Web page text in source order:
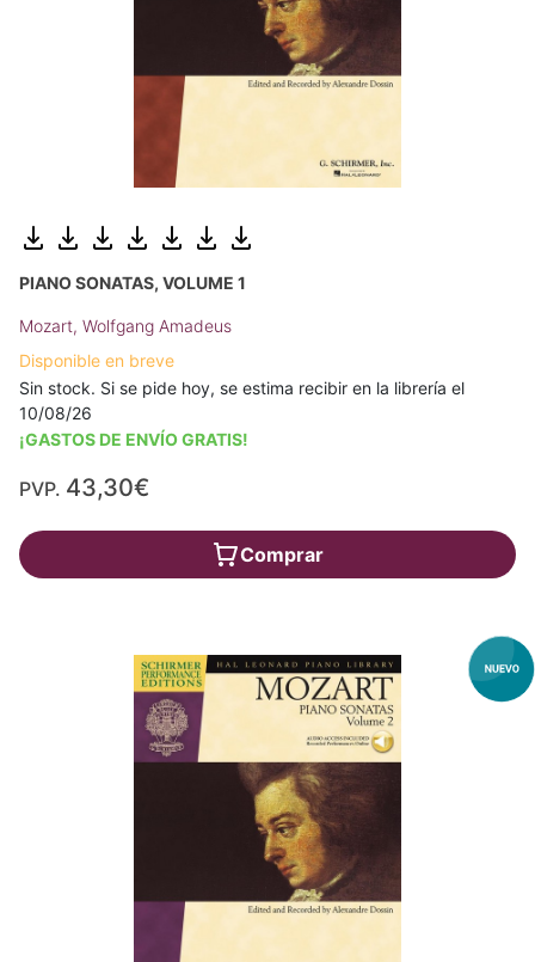
PIANO SONATAS, VOLUME 1
Mozart, Wolfgang Amadeus
Disponible en breve
Sin stock. Si se pide hoy, se estima recibir en la librería el
10/08/26
¡GASTOS DE ENVÍO GRATIS!
PVP. 43,30€
Comprar